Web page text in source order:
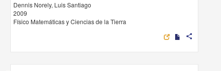
Dennis Norely, Luis Santiago
2009
Físico Matemáticas y Ciencias de la Tierra
share